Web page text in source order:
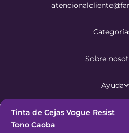
Tinta de Cejas Vogue Resist
Tono Caoba
Sobre
Ayuda
reservados